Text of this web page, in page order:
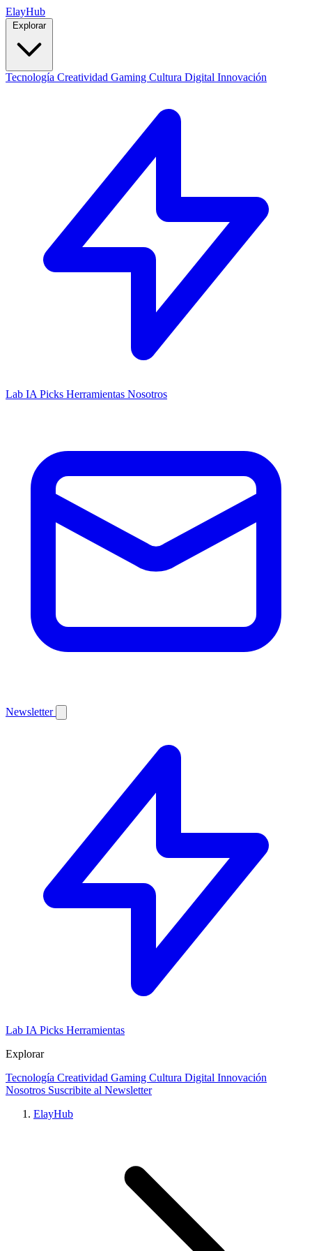
ElayHub
Explorar
Tecnología Creatividad Gaming Cultura Digital Innovación
Lab IA Picks Herramientas Nosotros
Newsletter
Lab IA Picks Herramientas
Explorar
Tecnología Creatividad Gaming Cultura Digital Innovación
Nosotros Suscribite al Newsletter
ElayHub